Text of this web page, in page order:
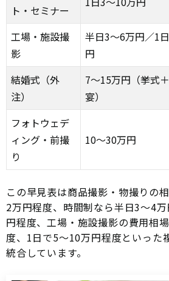
ト・セミナー
工場・施設撮
影
半日3〜6万円／1
円
結婚式（外
注）
7〜15万円（挙式
宴）
フォトウェデ
ィング・前撮
り
10〜30万円
この早見表は商品撮影・物撮りの
2万円程度、時間制なら半日3〜4
円程度、工場・施設撮影の費用相
度、1日で5〜10万円程度といった
統合しています。